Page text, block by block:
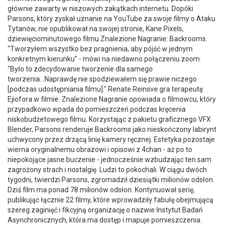
głównie zawarty w niszowych zakątkach internetu. Dopóki
Parsons, który zyskał uznanie na YouTube za swoje filmy o Ataku
Tytanów, nie opublikował na swojej stronie, Kane Pixels,
dziewięciominutowego filmu Znalezione Nagranie: Backrooms.
"Tworzyłem wszystko bez pragnienia, aby pójść w jednym
konkretnym kierunku" - mówi na niedawno połączeniu zoom.
"Było to zdecydowanie tworzenie dla samego
tworzenia...Naprawdę nie spodziewałem się prawie niczego
[podczas udostępniania filmu]." Renate Reinsve gra terapeutę
Ejiofora w filmie. Znalezione Nagranie opowiada o filmowcu, który
przypadkowo wpada do pomieszczeń podczas kręcenia
niskobudżetowego filmu. Korzystając z pakietu graficznego VFX
Blender, Parsons renderuje Backrooms jako nieskończony labirynt
uchwycony przez drżącą linię kamery ręcznej. Estetyka pozostaje
wierna oryginalnemu obrazowi i opisowi z 4chan - aż po to
niepokojące jasne buczenie - jednocześnie wzbudzając ten sam
zagrożony strach i nostalgię. Ludzi to pokochali. W ciągu dwóch
tygodni, twierdzi Parsons, zgromadził dziesiątki milionów odsłon.
Dziś film ma ponad 78 milionów odsłon. Kontynuował serię,
publikując łącznie 22 filmy, które wprowadziły fabułę obejmującą
szereg zaginięć i fikcyjną organizację o nazwie Instytut Badań
Asynchronicznych, która ma dostęp i mapuje pomieszczenia.